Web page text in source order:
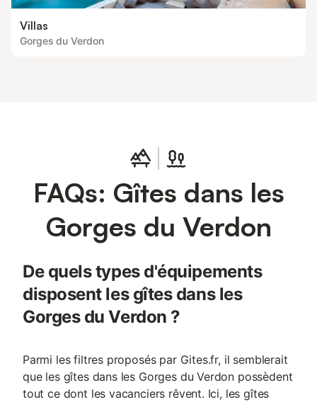
Villas
Gorges du Verdon
FAQs: Gîtes dans les
Gorges du Verdon
De quels types d'équipements
disposent les gîtes dans les
Gorges du Verdon ?
Parmi les filtres proposés par Gites.fr, il semblerait
que les gîtes dans les Gorges du Verdon possèdent
tout ce dont les vacanciers rêvent. Ici, les gîtes